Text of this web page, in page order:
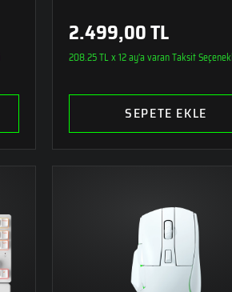
2.499,00 TL
208.25 TL x 12 ay'a varan Taksit
SEPETE EKLE